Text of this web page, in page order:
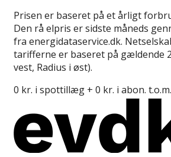
Prisen er baseret på et årligt
Den rå elpris er sidste måneds
fra energidataservice.dk.
tarifferne er baseret på gældende
vest, Radius i øst).
0 kr. i spottillæg + 0 kr. i abon.